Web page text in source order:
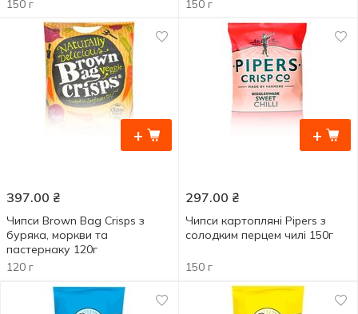
150 г
150 г
+
397.00 ₴
Чипси Brown Bag Crisps з
буряка, моркви та
пастернаку 120г
120 г
+
297.00 ₴
Чипси картопляні Pipers з
солодким перцем чилі 150г
150 г